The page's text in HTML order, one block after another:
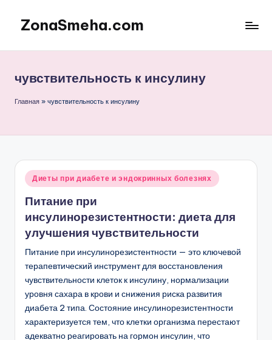
Перейти
содержимому
ZonaSmeha.com
питание
чувствительность к инсулину
Главная » чувствительность к инсулину
Опубликовано
Диеты при диабете и эндокринных болезнях
Питание при
инсулинорезистентности: диета для
улучшения чувствительности
Питание при инсулинорезистентности — это ключевой
терапевтический инструмент для восстановления
чувствительности клеток к инсулину, нормализации
уровня сахара в крови и снижения риска развития
диабета 2 типа. Состояние инсулинорезистентности
характеризуется тем, что клетки организма перестают
адекватно реагировать на гормон инсулин, что